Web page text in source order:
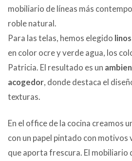
mobiliario de líneas más
roble natural.
Para las telas, hemos elegido
en color ocre y verde agua, los
Patricia. El resultado es un
acogedor, donde destaca el
texturas.
En el office de la cocina creamos
con un papel pintado con motivos
que aporta frescura. El mobiliario